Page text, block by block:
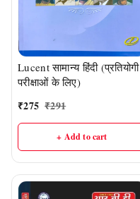
Lucent सामान्य हिंदी (प्रतियोगी
परीक्षाओं के लिए)
₹275 ₹291
+ Add to cart